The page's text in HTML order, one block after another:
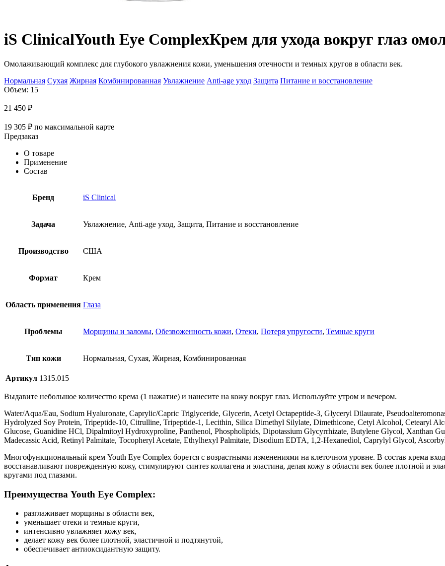
iS ClinicalYouth Eye ComplexКрем для ухода вокруг глаз
Омолаживающий комплекс для глубокого увлажнения кожи, уменьшения отечности и темных кругов в области век.
Нормальная Сухая Жирная Комбинированная Увлажнение Anti-age уход Защита Питание и восстановление
Объем: 15
21 450 ₽
19 305 ₽ по максимальной карте
Предзаказ
О товаре
Применение
Состав
Бренд iS Clinical
Задача Увлажнение, Anti-age уход, Защита, Питание и восстановление
Производство США
Формат Крем
Область применения Глаза
Проблемы Морщины и заломы, Обезвоженность кожи, Отеки, Потеря упругости, Темные круги
Тип кожи Нормальная, Сухая, Жирная, Комбинированная
Артикул 1315.015
Выдавите небольшое количество крема (1 нажатие) и нанесите на кожу вокруг глаз. Используйте утром и вечером.
Water/Aqua/Eau, Sodium Hyaluronate, Caprylic/Capric Triglyceride, Glycerin, Acetyl Octapeptide-3, Glyceryl Dilaurate,
Hydrolyzed Soy Protein, Tripeptide-10, Citrulline, Tripeptide-1, Lecithin, Silica Dimethyl Silylate, Dimethicone, Cetyl Alcohol, Cetearyl
Glucose, Guanidine HCl, Dipalmitoyl Hydroxyproline, Panthenol, Phospholipids, Dipotassium Glycyrrhizate, Butylene Glycol, Xanthan
Madecassic Acid, Retinyl Palmitate, Tocopheryl Acetate, Ethylhexyl Palmitate, Disodium EDTA, 1,2-Hexanediol, Caprylyl Glycol,
Многофункциональный крем Youth Eye Complex борется с возрастными изменениями на клеточном уровне. В состав крема
восстанавливают поврежденную кожу, стимулируют синтез коллагена и эластина, делая кожу в области век более плотной и
кругами под глазами.
Преимущества Youth Eye Complex:
разглаживает морщины в области век,
уменьшает отеки и темные круги,
интенсивно увлажняет кожу век,
делает кожу век более плотной, эластичной и подтянутой,
обеспечивает антиоксидантную защиту.